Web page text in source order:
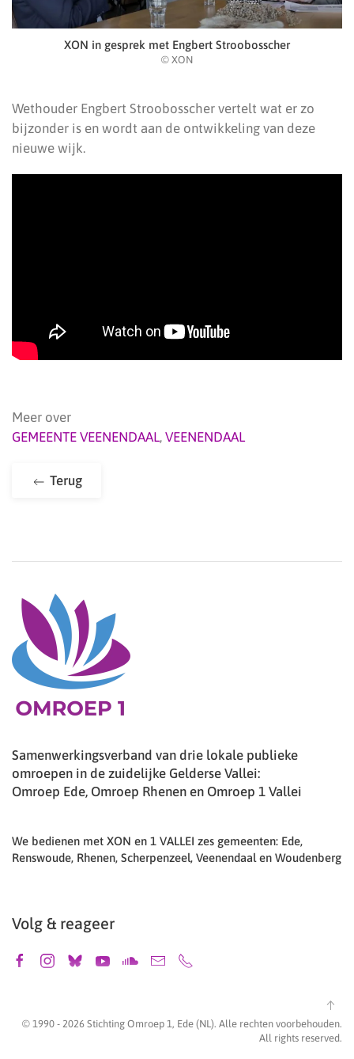
XON in gesprek met Engbert Stroobosscher
© XON
Wethouder Engbert Stroobosscher vertelt wat er zo
bijzonder is en wordt aan de ontwikkeling van deze
nieuwe wijk.
Meer over
GEMEENTE VEENENDAAL, VEENENDAAL
Terug
Samenwerkingsverband van drie lokale publieke
omroepen in de zuidelijke Gelderse Vallei:
Omroep Ede, Omroep Rhenen en Omroep 1 Vallei
We bedienen met XON en 1 VALLEI zes gemeenten: Ede,
Renswoude, Rhenen, Scherpenzeel, Veenendaal en Woudenberg
Volg & reageer
© 1990 - 2026 Stichting Omroep 1, Ede (NL). Alle rechten voorbehouden.
All rights reserved.